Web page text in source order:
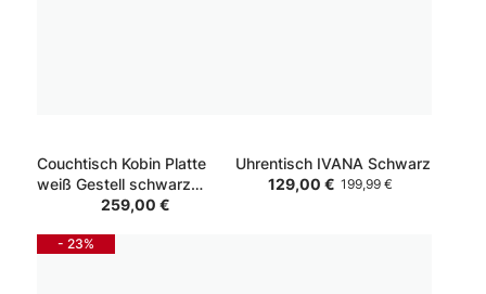
Couchtisch Kobin Platte
weiß Gestell schwarz
80*120*40259,00 €
Uhrentisch IVANA Schwarz
129,00 € 199,99 €
- 23%